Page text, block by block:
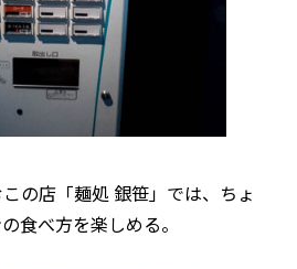
の店「麺処 銀笹」では、ちょ
食べ方を楽しめる。